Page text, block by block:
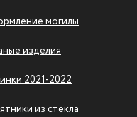
могилы
изделия
2021-2022
из стекла